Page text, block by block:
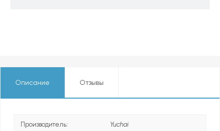
Описание Отзывы
Производитель: Yuchai